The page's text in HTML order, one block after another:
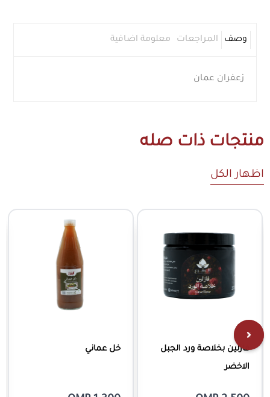
وصف المراجعات معلومة اضافية
زعفران عمان
منتجات ذات صله
اظهار الكل
خل عماني
فازلين بخلاصة ورد الجبل
الاخضر